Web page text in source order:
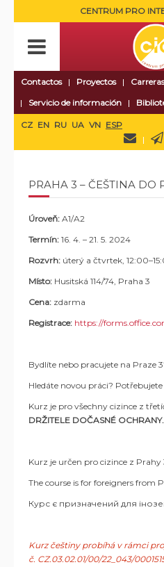
CENTRUM PRO
Contactos Proyectos
Carreras
Servicio de información
CZ EN RU UA VN ESP
PRAHA 3 – ČEŠTINA DO
Úroveň: A1/A2
Termín: 16. 4. – 21. 5. 2024
Rozvrh: úterý a čtvrtek,
Místo: Husitská 114/74, Praha 3
Cena: zdarma
Registrace: https://
Bydlíte nebo pracujete na Praze
Hledáte novou práci?
Kurz je pro všechny cizince z
DRŽITELE DOČASNÉ OCHRANY.
Kurz je určen pro cizince z Prahy
The course is for foreigners from
Курс є призначений для
Kurz češtiny probíhá v rámci
č. CZ.03.02.01/00/22_043/